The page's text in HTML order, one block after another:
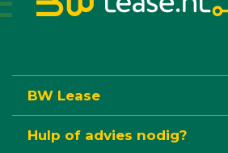
BW Lease
Hulp of advies nodig?